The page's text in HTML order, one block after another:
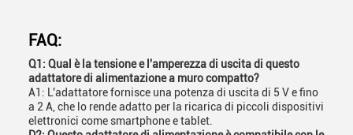
FAQ:
Q1: Qual è la tensione e l'amperezza di uscita di questo
adattatore di alimentazione a muro compatto?
A1: L'adattatore fornisce una potenza di uscita di 5 V e fino
a 2 A, che lo rende adatto per la ricarica di piccoli dispositivi
elettronici come smartphone e tablet.